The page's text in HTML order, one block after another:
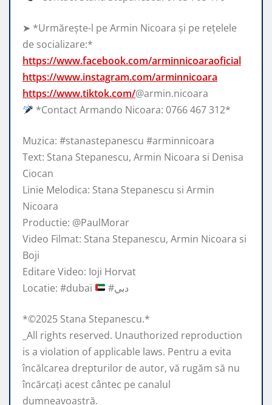
➤ *Urmărește-l pe Armin Nicoara și pe rețelele
de socializare:*
https://www.facebook.com/arminnicoaraoficial
https://www.instagram.com/arminnicoara
https://www.tiktok.com/@armin.nicoara
*Contact Armando Nicoara: 0766 467 312*
Muzica: #stanastepanescu #arminnicoara
Text: Stana Stepanescu, Armin Nicoara si Denisa
Ciocan
Linie Melodica: Stana Stepanescu si Armin
Nicoara
Productie: @PaulMorar
Video Filmat: Stana Stepanescu, Armin Nicoara si
Boji
Editare Video: Ioji Horvat
Locatie: #dubai
#دبي
*©️2025 Stana Stepanescu.*
_All rights reserved. Unauthorized reproduction
is a violation of applicable laws. Pentru a evita
încălcarea drepturilor de autor, vă rugăm să nu
încărcați acest cântec pe canalul
dumneavoastră._